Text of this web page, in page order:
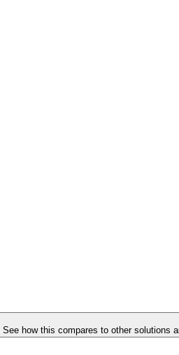
See how this compares to other solutions